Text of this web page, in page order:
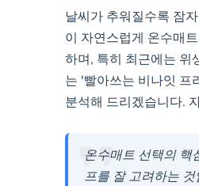
일월 숲속애 온수매트
날씨가 추워질수록 잠
이 자연스럽게 온수매
하며, 특히 최근에는 위
는 '빨아쓰는 비나잇 프
분석해 드리겠습니다.
온수매트 선택의
프를 잘 고려하는 것